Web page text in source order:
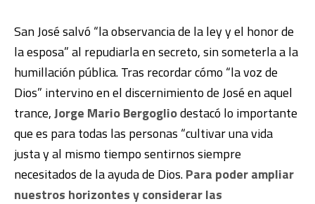
San José salvó “la observancia de la ley y el honor de
la esposa” al repudiarla en secreto, sin someterla a la
humillación pública. Tras recordar cómo “la voz de
Dios” intervino en el discernimiento de José en aquel
trance,Jorge Mario Bergogliodestacó lo importante
que es para todas las personas “cultivar una vida
justa y al mismo tiempo sentirnos siempre
necesitados de la ayuda de Dios.Para poder ampliar
nuestros horizontes y considerar las